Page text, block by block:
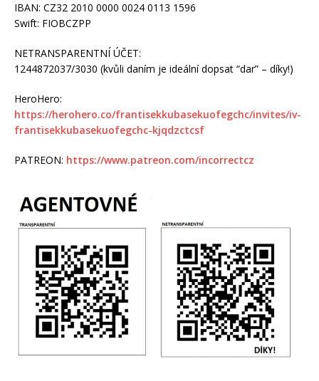
IBAN: CZ32 2010 0000 0024 0113 1596
Swift: FIOBCZPP
NETRANSPARENTNÍ ÚČET:
1244872037/3030 (kvůli daním je ideální dopsat “dar” – díky!)
HeroHero:
https://herohero.co/frantisekkubasekuofegchc/invites/iv-
frantisekkubasekuofegchc-kjqdzctcsf
PATREON: https://www.patreon.com/incorrectcz